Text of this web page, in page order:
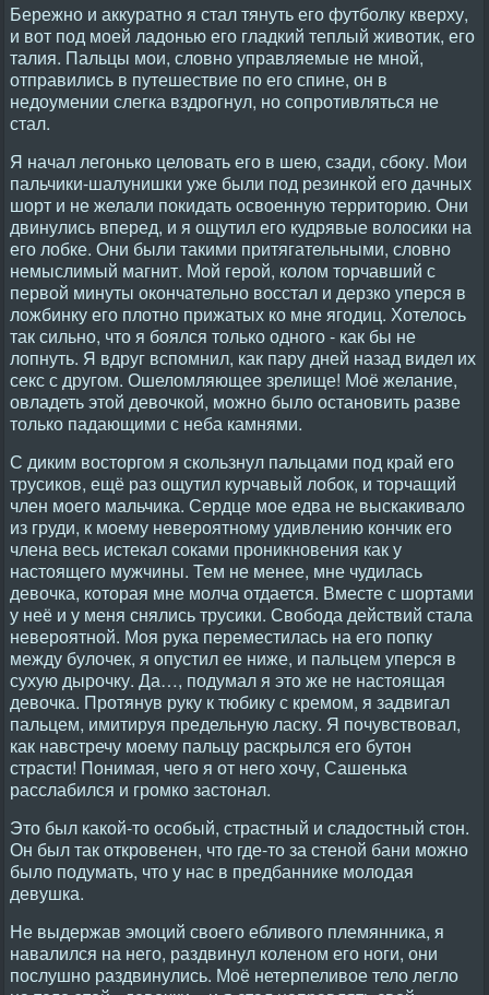
Бережно и аккуратно я стал тянуть его футболку кверху,
и вот под моей ладонью его гладкий теплый животик, его
талия. Пальцы мои, словно управляемые не мной,
отправились в путешествие по его спине, он в
недоумении слегка вздрогнул, но сопротивляться не
стал.
Я начал легонько целовать его в шею, сзади, сбоку. Мои
пальчики-шалунишки уже были под резинкой его дачных
шорт и не желали покидать освоенную территорию. Они
двинулись вперед, и я ощутил его кудрявые волосики на
его лобке. Они были такими притягательными, словно
немыслимый магнит. Мой герой, колом торчавший с
первой минуты окончательно восстал и дерзко уперся в
ложбинку его плотно прижатых ко мне ягодиц. Хотелось
так сильно, что я боялся только одного - как бы не
лопнуть. Я вдруг вспомнил, как пару дней назад видел их
секс с другом. Ошеломляющее зрелище! Моё желание,
овладеть этой девочкой, можно было остановить разве
только падающими с неба камнями.
С диким восторгом я скользнул пальцами под край его
трусиков, ещё раз ощутил курчавый лобок, и торчащий
член моего мальчика. Сердце мое едва не выскакивало
из груди, к моему невероятному удивлению кончик его
члена весь истекал соками проникновения как у
настоящего мужчины. Тем не менее, мне чудилась
девочка, которая мне молча отдается. Вместе с шортами
у неё и у меня снялись трусики. Свобода действий стала
невероятной. Моя рука переместилась на его попку
между булочек, я опустил ее ниже, и пальцем уперся в
сухую дырочку. Да…, подумал я это же не настоящая
девочка. Протянув руку к тюбику с кремом, я задвигал
пальцем, имитируя предельную ласку. Я почувствовал,
как навстречу моему пальцу раскрылся его бутон
страсти! Понимая, чего я от него хочу, Сашенька
расслабился и громко застонал.
Это был какой-то особый, страстный и сладостный стон.
Он был так откровенен, что где-то за стеной бани можно
было подумать, что у нас в предбаннике молодая
девушка.
Не выдержав эмоций своего ебливого племянника, я
навалился на него, раздвинул коленом его ноги, они
послушно раздвинулись. Моё нетерпеливое тело легло